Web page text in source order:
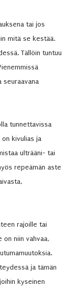
tai jos
mitä se kestää.
Tällöin tuntuu
seuraavana
tunnettavissa
kivulias ja
ulträäni- tai
repeämän aste
rajoille tai
on niin vahvaa,
ja tämän
kyseinen